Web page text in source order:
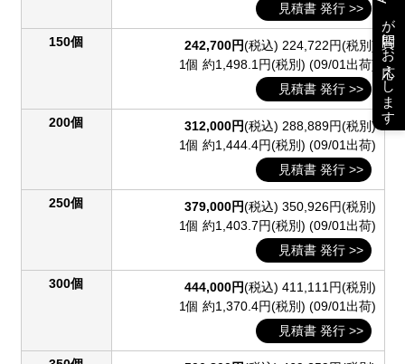
見積書 発行 >>
150個 242,700円(税込) 224,722円(税別)
1個 約1,498.1円(税別) (09/01出荷)
見積書 発行 >>
200個 312,000円(税込) 288,889円(税別)
1個 約1,444.4円(税別) (09/01出荷)
見積書 発行 >>
250個 379,000円(税込) 350,926円(税別)
1個 約1,403.7円(税別) (09/01出荷)
見積書 発行 >>
300個 444,000円(税込) 411,111円(税別)
1個 約1,370.4円(税別) (09/01出荷)
見積書 発行 >>
が質問にお応えします